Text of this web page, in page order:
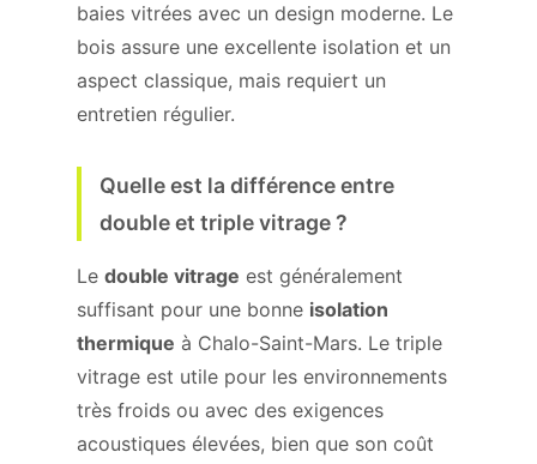
baies vitrées avec un design moderne. Le
bois assure une excellente isolation et un
aspect classique, mais requiert un
entretien régulier.
Quelle est la différence entre
double et triple vitrage ?
Le double vitrage est généralement
suffisant pour une bonne isolation
thermique à Chalo-Saint-Mars. Le triple
vitrage est utile pour les environnements
très froids ou avec des exigences
acoustiques élevées, bien que son coût